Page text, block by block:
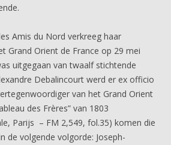
Amis du Nord verkreeg haar
Grand Orient de France op 29 mei
uitgegaan van twaalf stichtende
Debalincourt werd er ex officio
van het Grand Orient
des Frères” van 1803
Parijs – FM 2,549, fol.35) komen die
de volgende volgorde: Joseph-